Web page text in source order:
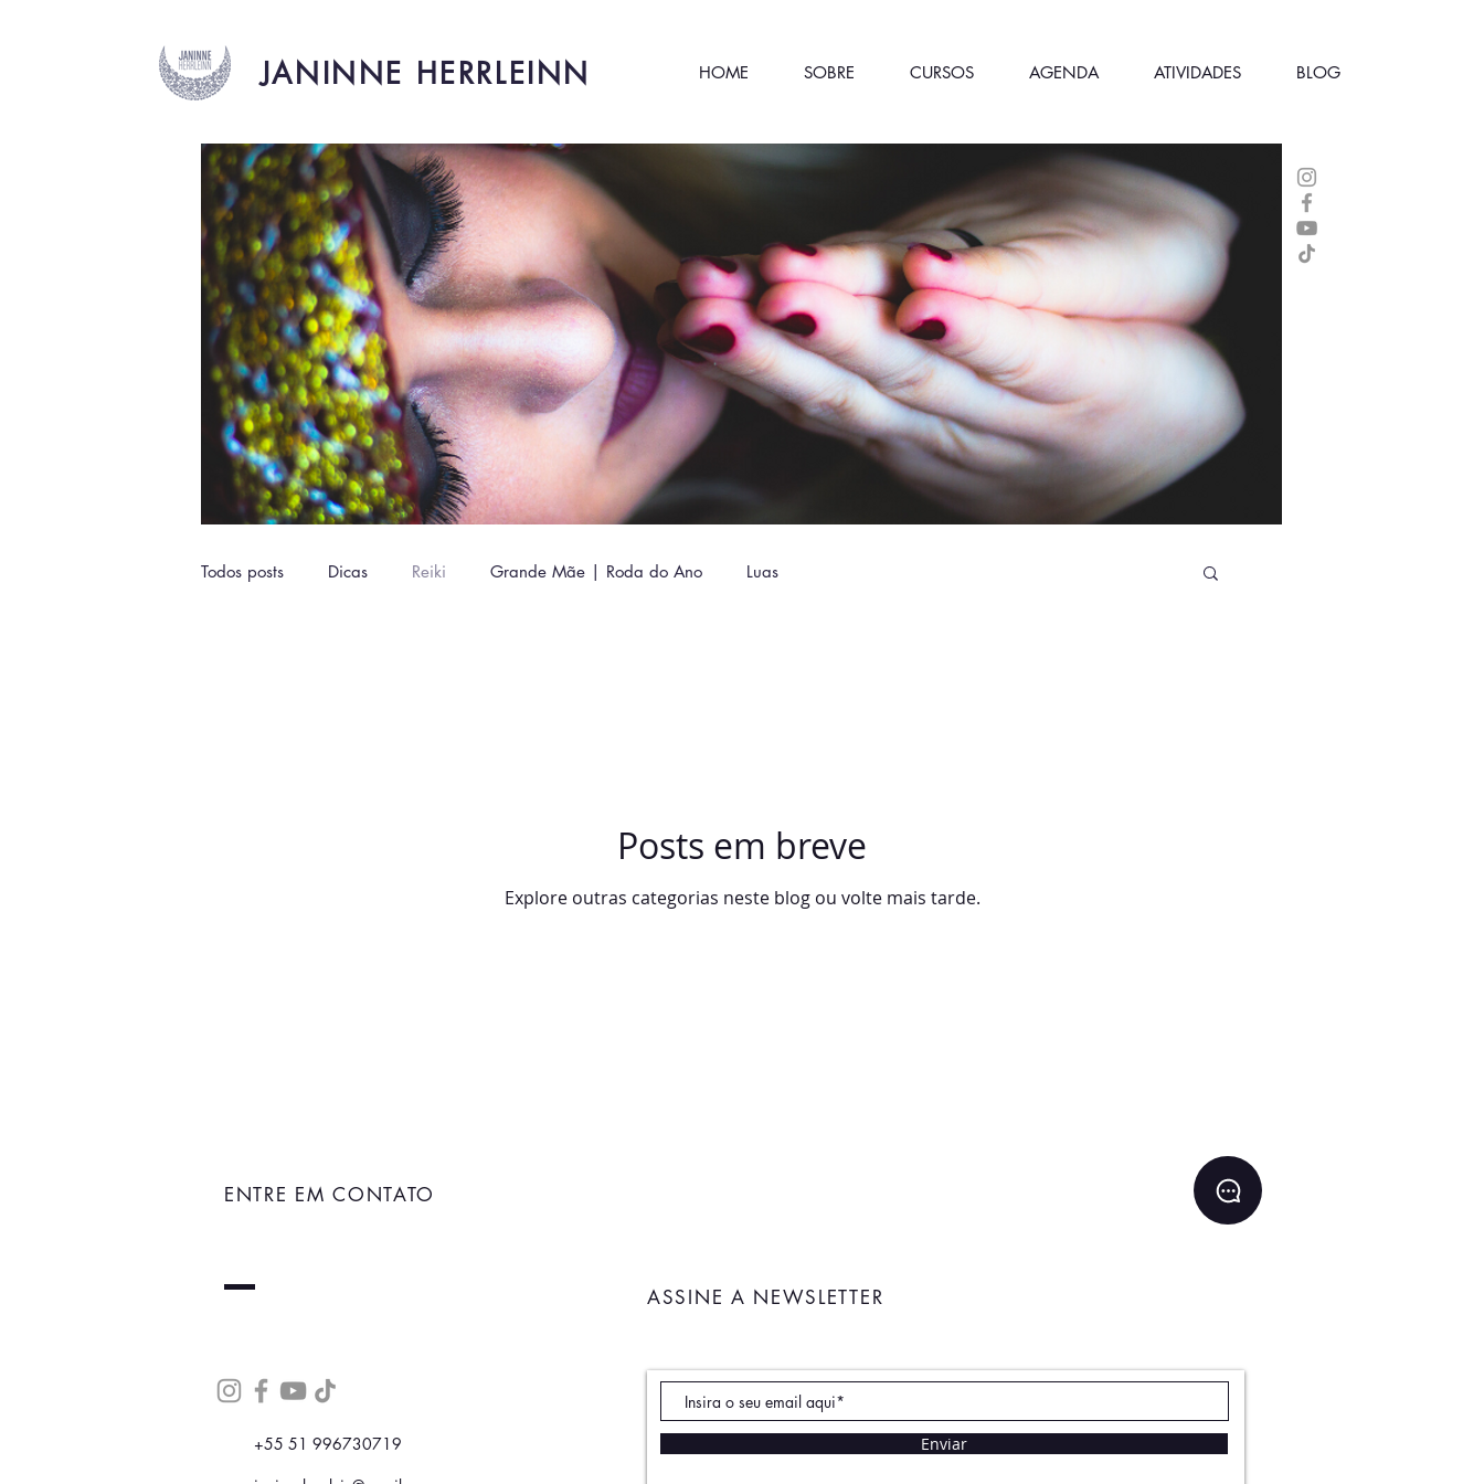
JANINNE HERRLEINN HOME SOBRE CURSOS AGENDA ATIVIDADES BLOG
Todos posts Dicas Reiki Grande Mãe | Roda do Ano Luas
Posts em breve
Explore outras categorias neste blog ou volte mais tarde.
ENTRE EM CONTATO
+55 51 996730719
ASSINE A NEWSLETTER
Enviar